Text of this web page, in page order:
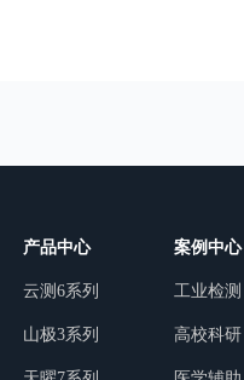
产品中心
云测6系列
山极3系列
案例中心
工业检测
高校科研